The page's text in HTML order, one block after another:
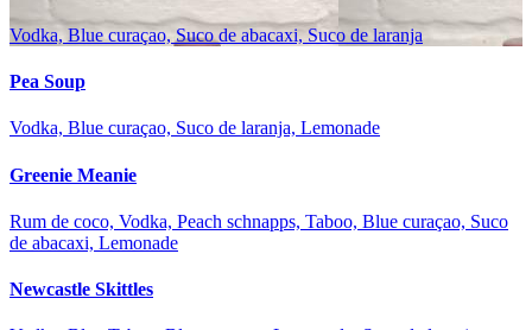
Vodka, Blue curaçao, Suco de abacaxi, Suco de laranja
Pea Soup
Vodka, Blue curaçao, Suco de laranja, Lemonade
Greenie Meanie
Rum de coco, Vodka, Peach schnapps, Taboo, Blue curaçao, Suco
de abacaxi, Lemonade
Newcastle Skittles